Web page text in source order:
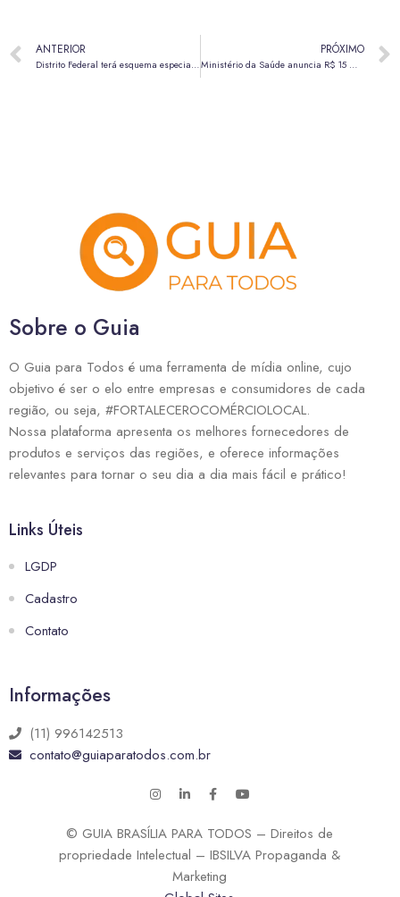
ANTERIOR
Distrito Federal terá esquema especial de ônibus nos jogos da Seleção Brasileira
PRÓXIMO
Ministério da Saúde anuncia R$ 15 milhões para novos leitos de UTI no DF
Sobre o Guia
O Guia para Todos é uma ferramenta de mídia online, cujo
objetivo é ser o elo entre empresas e consumidores de cada
região, ou seja, #FORTALECEROCOMÉRCIOLOCAL.
Nossa plataforma apresenta os melhores fornecedores de
produtos e serviços das regiões, e oferece informações
relevantes para tornar o seu dia a dia mais fácil e prático!
Links Úteis
LGDP
Cadastro
Contato
Informações
(11) 996142513
contato@guiaparatodos.com.br
© GUIA BRASÍLIA PARA TODOS – Direitos de
propriedade Intelectual – IBSILVA Propaganda &
Marketing